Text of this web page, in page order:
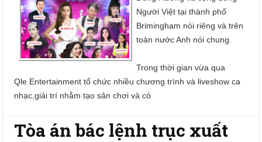
Người Việt tại thành phố
Brimingham nói riêng và trên
toàn nước Anh nói chung.
Trong thời gian vừa qua
Qle.Entertainment tổ chức nhiều chương trình và liveshow ca
nhạc,giải trí nhằm tạo sân chơi và có
Tòa án bác lệnh trục xuất